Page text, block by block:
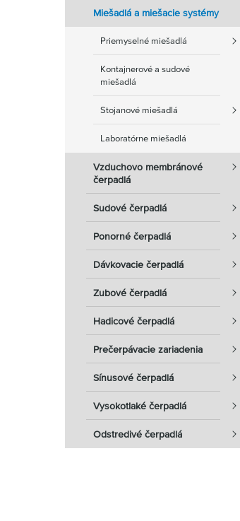
Miešadlá a miešacie systémy
Priemyselné miešadlá
Kontajnerové a sudové
miešadlá
Stojanové miešadlá
Laboratórne miešadlá
Vzduchovo membránové
čerpadlá
Sudové čerpadlá
Ponorné čerpadlá
Dávkovacie čerpadlá
Zubové čerpadlá
Hadicové čerpadlá
Prečerpávacie zariadenia
Sínusové čerpadlá
Vysokotlaké čerpadlá
Odstredivé čerpadlá